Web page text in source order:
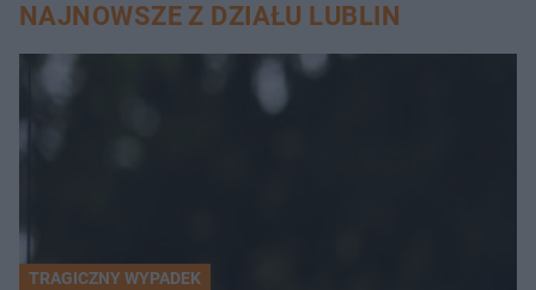
NAJNOWSZE Z DZIAŁU LUBLIN
TRAGICZNY WYPADEK